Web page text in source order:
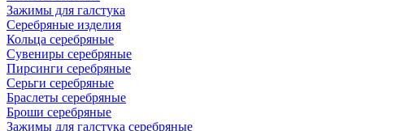
Зажимы для галстука
Серебряные изделия
Кольца серебряные
Сувениры серебряные
Пирсинги серебряные
Серьги серебряные
Браслеты серебряные
Броши серебряные
Зажимы для галстука серебряные